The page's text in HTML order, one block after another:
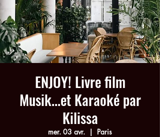
ENJOY! Livre film
Musik...et Karaoké par
Kilissa
mer. 03 avr.
  |
Paris